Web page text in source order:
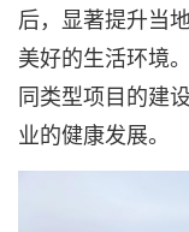
后，显著提升当
美好的生活环境
同类型项目的建
业的健康发展。